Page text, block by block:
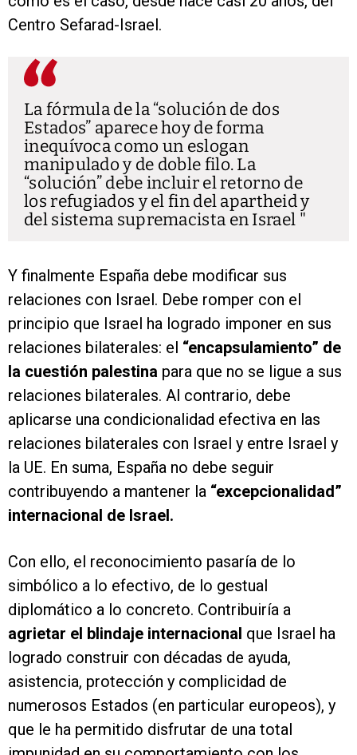
Centro Sefarad-Israel.
La fórmula de la “solución de dos
Estados” aparece hoy de forma
inequívoca como un eslogan
manipulado y de doble filo. La
“solución” debe incluir el retorno de
los refugiados y el fin del apartheid y
del sistema supremacista en Israel
Y finalmente España debe modificar sus
relaciones con Israel. Debe romper con el
principio que Israel ha logrado imponer en sus
relaciones bilaterales: el “encapsulamiento” de
la cuestión palestina para que no se ligue a sus
relaciones bilaterales. Al contrario, debe
aplicarse una condicionalidad efectiva en las
relaciones bilaterales con Israel y entre Israel y
la UE. En suma, España no debe seguir
contribuyendo a mantener la “excepcionalidad”
internacional de Israel.
Con ello, el reconocimiento pasaría de lo
simbólico a lo efectivo, de lo gestual
diplomático a lo concreto. Contribuiría a
agrietar el blindaje internacional que Israel ha
logrado construir con décadas de ayuda,
asistencia, protección y complicidad de
numerosos Estados (en particular europeos), y
que le ha permitido disfrutar de una total